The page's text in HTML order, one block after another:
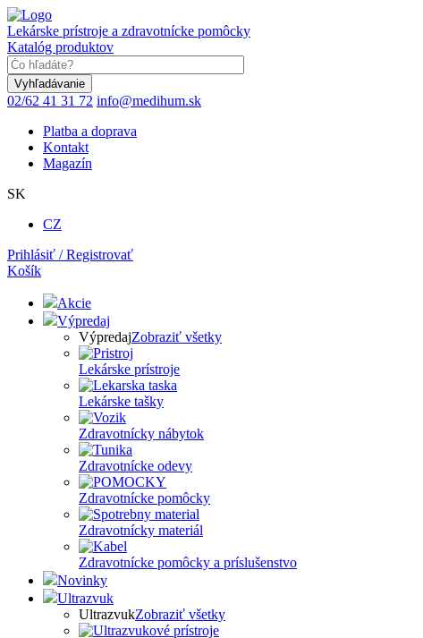
Skočiť
na
hlavný
obsah
Lekárske prístroje a zdravotnícke pomôcky
Katalóg produktov
02/62 41 31 72 info@medihum.sk
Platba a doprava
Kontakt
Magazín
SK
CZ
Prihlásiť / Registrovať
Košík
Akcie
Výpredaj
VýpredajZobraziť všetky
Lekárske prístroje
Lekárske tašky
Zdravotnícky nábytok
Zdravotnícke odevy
Zdravotnícke pomôcky
Zdravotnícky materiál
Zdravotnícke pomôcky a príslušenstvo
Novinky
Ultrazvuk
UltrazvukZobraziť všetky